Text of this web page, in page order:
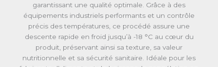
garantissant une qualité optimale. Grâce à des
équipements industriels performants et un contrôle
précis des températures, ce procédé assure une
descente rapide en froid jusqu’à -18 °C au cœur du
produit, préservant ainsi sa texture, sa valeur
nutritionnelle et sa sécurité sanitaire. Idéale pour les